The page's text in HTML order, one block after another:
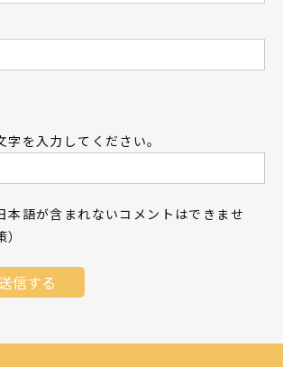
字を入力してください。
本語が含まれないコメントはできませ